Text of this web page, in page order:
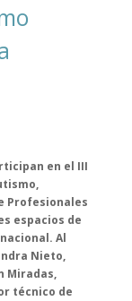
en el III
Profesionales
espacios de
Al
Nieto,
Miradas,
técnico de